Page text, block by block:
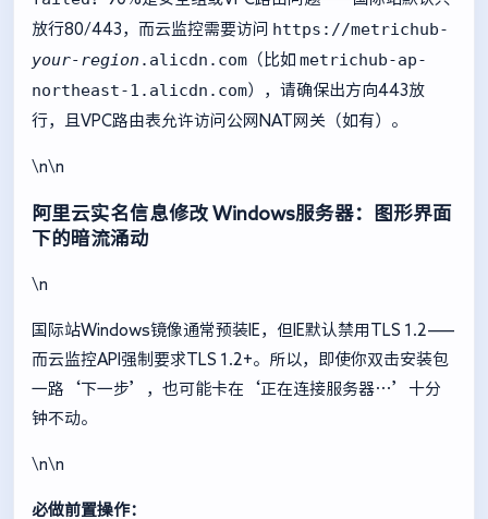
放行80/443，而云监控需要访问 https://metrichub-
your-region .alicdn.com （比如 metrichub-ap-
northeast-1.alicdn.com），请确保出方向443放
行，且VPC路由表允许访问公网NAT网关（如有）。
\n\n
阿里云实名信息修改 Windows服务器：图形界面
下的暗流涌动
\n
国际站Windows镜像通常预装IE，但IE默认禁用TLS 1.2——
而云监控API强制要求TLS 1.2+。所以，即使你双击安装包
一路‘下一步’，也可能卡在‘正在连接服务器…’十分
钟不动。
\n\n
必做前置操作：